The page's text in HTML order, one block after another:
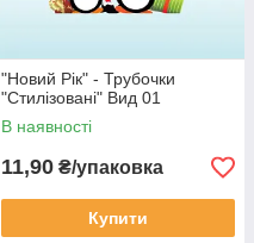
"Новий Рік" - Трубочки
"Стилізовані" Вид 01
В наявності
11,90 ₴/упаковка
Купити